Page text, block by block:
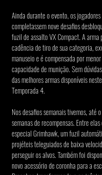
Ainda durante o evento, os jogadores
completassem nove desafios
fuzil de assalto VX Compact. A arma
cadência de tiro de sua categoria,
manuseio e é compensada por
capacidade de munição. Sem
das melhores armas disponíveis
Temporada 4.
Nos desafios semanais tivemos, até
semanas de recompensas. Entre
especial Grimhawk, um fuzil
projéteis teleguiados de baixa
perseguir os alvos. Também foi
novo acessório de coronha para a